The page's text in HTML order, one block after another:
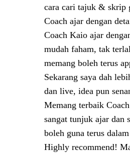
cara cari tajuk & skrip
Coach ajar dengan
Coach Kaio ajar
mudah faham, tak
memang boleh terus
Sekarang saya dah
dan live, idea pun
Memang terbaik
sangat tunjuk ajar dan
boleh guna terus
Highly recommend!